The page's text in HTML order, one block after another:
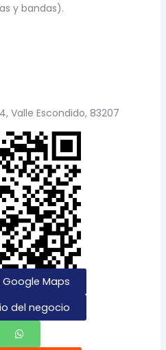
y bandas).
Valle Escondido, 83207
Google Maps
del negocio